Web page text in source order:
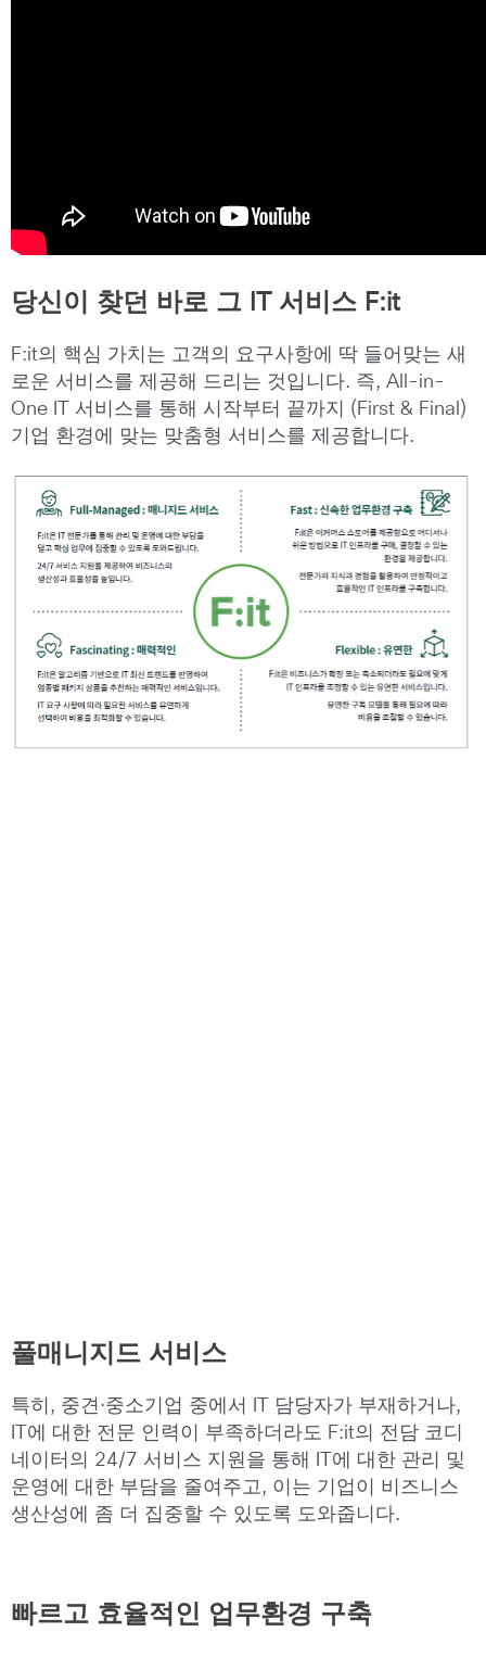
당신이 찾던 바로 그 IT 서비스 F:it
F:it의 핵심 가치는 고객의 요구사항에 딱 들어맞는 새
로운 서비스를 제공해 드리는 것입니다. 즉, All-in-
One IT 서비스를 통해 시작부터 끝까지 (First & Final)
기업 환경에 맞는 맞춤형 서비스를 제공합니다.
풀매니지드 서비스
특히, 중견·중소기업 중에서 IT 담당자가 부재하거나,
IT에 대한 전문 인력이 부족하더라도 F:it의 전담 코디
네이터의 24/7 서비스 지원을 통해 IT에 대한 관리 및
운영에 대한 부담을 줄여주고, 이는 기업이 비즈니스
생산성에 좀 더 집중할 수 있도록 도와줍니다.
빠르고 효율적인 업무환경 구축